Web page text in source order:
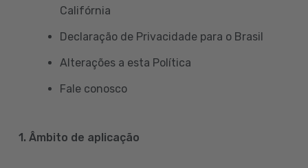
Califórnia
Declaração de Privacidade para o Brasil
Alterações a esta Política
Fale conosco
1. Âmbito de aplicação